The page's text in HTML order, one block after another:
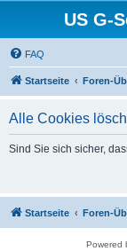
US G-
FAQ
Startseite Foren-
Alle Cookies
Sind Sie sich sicher,
Startseite Foren-
Powered